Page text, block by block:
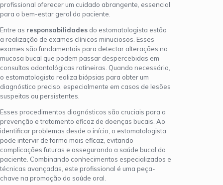
profissional oferecer um cuidado abrangente, essencial
para o bem-estar geral do paciente.
Entre as responsabilidades do estomatologista estão
a realização de exames clínicos minuciosos. Esses
exames são fundamentais para detectar alterações na
mucosa bucal que podem passar despercebidas em
consultas odontológicas rotineiras. Quando necessário,
o estomatologista realiza biópsias para obter um
diagnóstico preciso, especialmente em casos de lesões
suspeitas ou persistentes.
Esses procedimentos diagnósticos são cruciais para a
prevenção e tratamento eficaz de doenças bucais. Ao
identificar problemas desde o início, o estomatologista
pode intervir de forma mais eficaz, evitando
complicações futuras e assegurando a saúde bucal do
paciente. Combinando conhecimentos especializados e
técnicas avançadas, este profissional é uma peça-
chave na promoção da saúde oral.